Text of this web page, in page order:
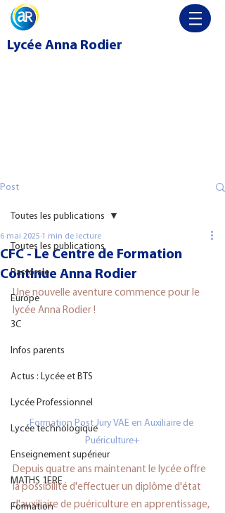
Lycée Anna Rodier
Post
Toutes les publications
Pastorale
Europe
3C
Infos parents
Actus : Lycée et BTS
Lycée Professionnel
Lycée technologique
Enseignement supérieur
MATHS 1ERE
Formation
Toutes les publications
CFC - Le Centre de Formation
Continue Anna Rodier
6 mai 2025 1 min de lecture
Une nouvelle aventure commence pour le
lycée Anna Rodier !
Formation Post Jury VAE en Auxiliaire de
Puériculture+
Depuis quatre ans maintenant le lycée offre
la possibilité d'effectuer un diplôme d'état
d'auxiliaire de puériculture en apprentissage,